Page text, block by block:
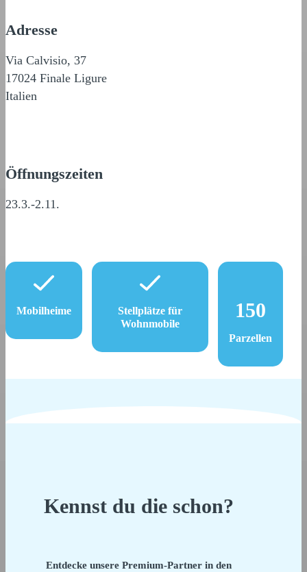
Adresse
Via Calvisio, 37
17024 Finale Ligure
Italien
Öffnungszeiten
23.3.-2.11.
Mobilheime
Stellplätze für
Wohnmobile
150
Parzellen
Kennst du die schon?
Entdecke unsere Premium-Partner in den